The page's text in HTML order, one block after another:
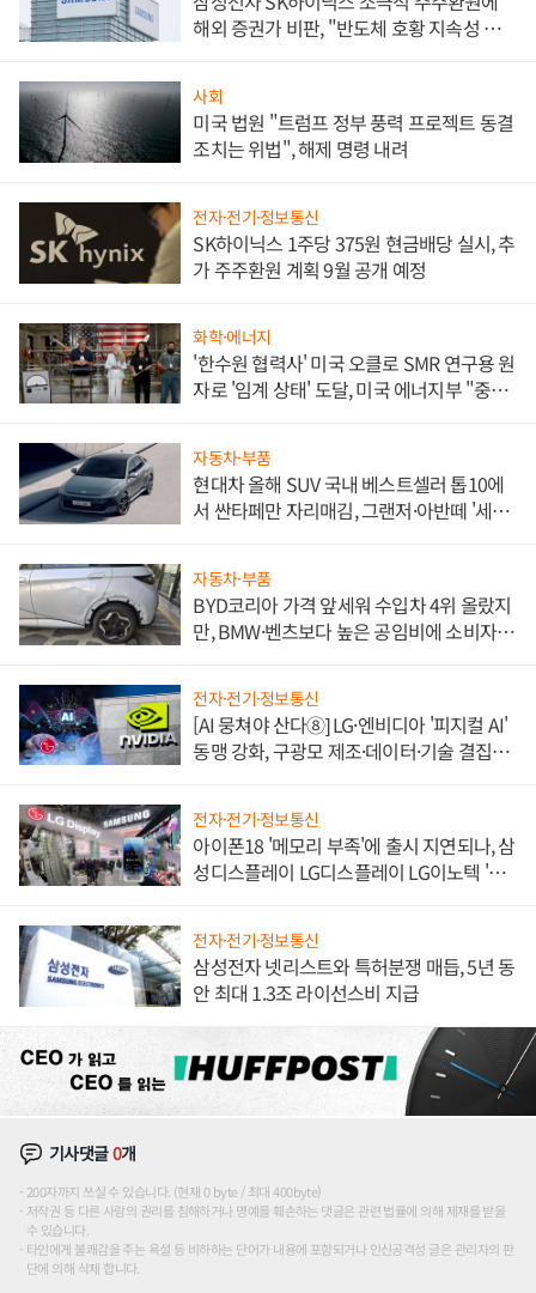
해외 증권가 비판, "반도체 호황 지속성 의
사회
미국 법원 "트럼프 정부 풍력 프로젝트 동결
조치는 위법", 해제 명령 내려
전자·전기·정보통신
SK하이닉스 1주당 375원 현금배당 실시, 추
가 주주환원 계획 9월 공개 예정
화학·에너지
'한수원 협력사' 미국 오클로 SMR 연구용 원
자로 '임계 상태' 도달, 미국 에너지부 "중요
자동차·부품
현대차 올해 SUV 국내 베스트셀러 톱10에
서 싼타페만 자리매김, 그랜저·아반떼 '세단
자동차·부품
BYD코리아 가격 앞세워 수입차 4위 올랐지
만, BMW·벤츠보다 높은 공임비에 소비자
전자·전기·정보통신
[AI 뭉쳐야 산다⑧] LG·엔비디아 '피지컬 AI'
동맹 강화, 구광모 제조·데이터·기술 결집
전자·전기·정보통신
아이폰18 '메모리 부족'에 출시 지연되나, 삼
성디스플레이 LG디스플레이 LG이노텍 '탈
전자·전기·정보통신
삼성전자 넷리스트와 특허분쟁 매듭, 5년 동
안 최대 1.3조 라이선스비 지급
기사댓글0개
200자까지 쓰실 수 있습니다. (현재 0 byte / 최대 400byte)
저작권 등 다른 사람의 권리를 침해하거나 명예를 훼손하는 댓글은 관련 법률에 의해 제재를 받을
수 있습니다.
타인에게 불쾌감을 주는 욕설 등 비하하는 단어가 내용에 포함되거나 인신공격성 글은 관리자의 판
단에 의해 삭제 합니다.